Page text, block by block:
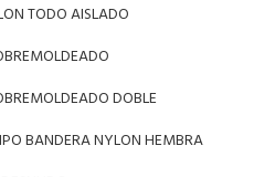
TODO AISLADO
DOBLE
BANDERA NYLON HEMBRA